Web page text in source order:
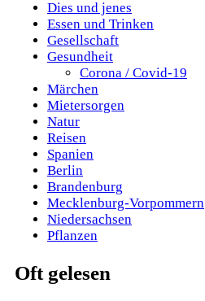
Dies und jenes
Essen und Trinken
Gesellschaft
Gesundheit
Corona / Covid-19
Märchen
Mietersorgen
Natur
Reisen
Spanien
Berlin
Brandenburg
Mecklenburg-Vorpommern
Niedersachsen
Pflanzen
Oft gelesen